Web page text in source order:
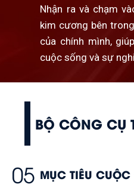
Nhận ra và chạm
kim cương bên
của chính mình,
cuộc sống và sự
05 MỤC TIÊU
BỘ CÔNG CỤ